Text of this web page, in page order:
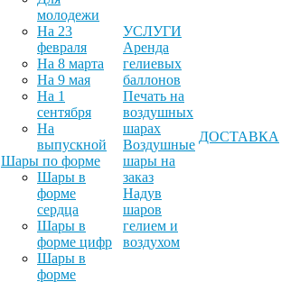
молодежи
На 23
февраля
На 8 марта
На 9 мая
На 1
сентября
На
выпускной
Шары по форме
Шары в
форме
сердца
Шары в
форме цифр
Шары в
форме
УСЛУГИ
Аренда
гелиевых
баллонов
Печать на
воздушных
шарах
Воздушные
шары на
заказ
Надув
шаров
гелием и
воздухом
ДОСТАВКА